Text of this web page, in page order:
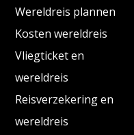
Wereldreis plannen
Kosten wereldreis
Vliegticket en
wereldreis
Reisverzekering en
wereldreis